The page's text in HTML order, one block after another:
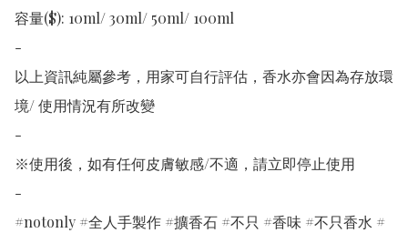
容量($): 10ml/ 30ml/ 50ml/ 100ml
-
以上資訊純屬參考，用家可自行評估，香水亦會因為存放環
境/ 使用情況有所改變
-
※使用後，如有任何皮膚敏感/不適，請立即停止使用
-
#notonly #全人手製作 #擴香石 #不只 #香味 #不只香水 #